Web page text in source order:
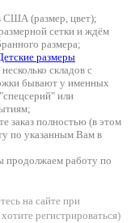
США (размер, цвет);
сетки и ждём
размера;
размеры
складов с
бывают у именных
или
заказ полностью (в этом
по указанным Вам в
продолжаем работу по
на сайте при
регистрироваться)